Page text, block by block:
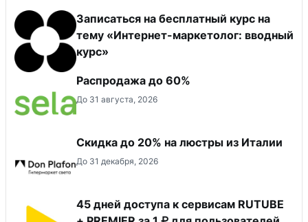
Записаться на бесплатный курс на
тему «Интернет-маркетолог: вводный
курс»
Распродажа до 60%
До 31 августа, 2026
Скидка до 20% на люстры из Италии
До 31 декабря, 2026
45 дней доступа к сервисам RUTUBE